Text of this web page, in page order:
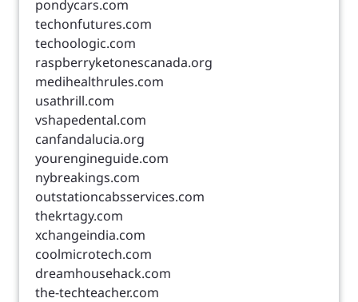
pondycars.com
techonfutures.com
techoologic.com
raspberryketonescanada.org
medihealthrules.com
usathrill.com
vshapedental.com
canfandalucia.org
yourengineguide.com
nybreakings.com
outstationcabsservices.com
thekrtagy.com
xchangeindia.com
coolmicrotech.com
dreamhousehack.com
the-techteacher.com